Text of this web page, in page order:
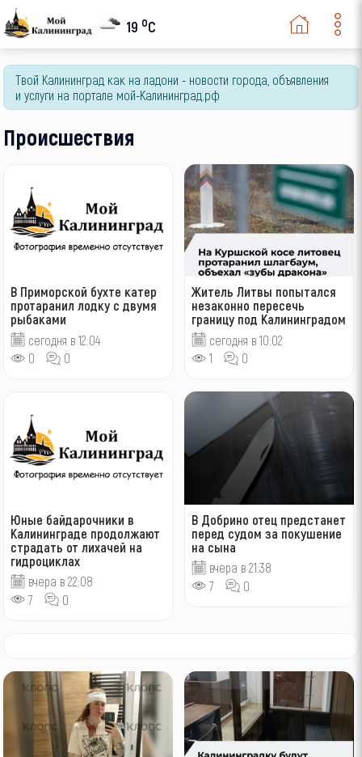
19 oC
Твой Калининград как на ладони - новости города, объявления
и услуги на портале мой-Калининград.рф
Происшествия
В Приморской бухте катер
протаранил лодку с двумя
рыбаками
сегодня в 12:04
0
0
Житель Литвы попытался
незаконно пересечь
границу под Калининградом
сегодня в 10:02
1
0
Юные байдарочники в
Калининграде продолжают
страдать от лихачей на
гидроциклах
вчера в 22:08
7
0
В Добрино отец предстанет
перед судом за покушение
на сына
вчера в 21:38
7
0